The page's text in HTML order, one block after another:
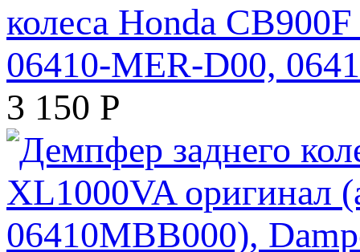
колеса Honda
06410-MER-D00,
3 150 Р